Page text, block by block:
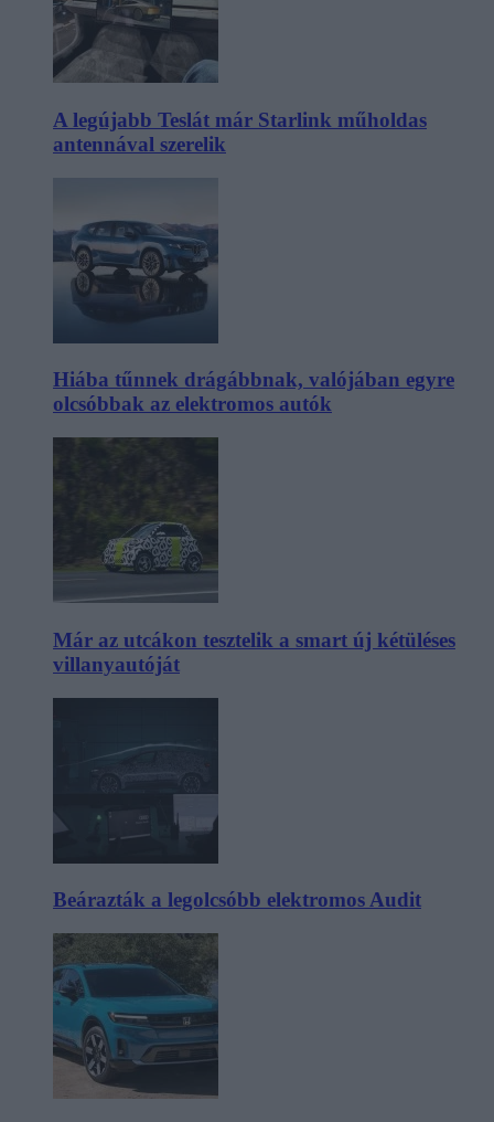
A legújabb Teslát már Starlink műholdas
antennával szerelik
Hiába tűnnek drágábbnak, valójában egyre
olcsóbbak az elektromos autók
Már az utcákon tesztelik a smart új kétüléses
villanyautóját
Beárazták a legolcsóbb elektromos Audit